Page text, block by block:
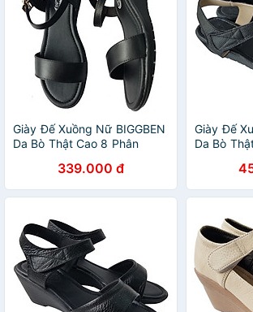
Giày Đế Xuồng Nữ BIGGBEN
Da Bò Thật Cao 8 Phân
339.000 đ
Giày Đế
Da Bò